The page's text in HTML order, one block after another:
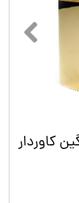
کاوردار